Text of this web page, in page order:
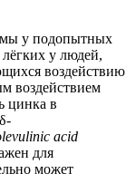
у подопытных
у людей,
воздействию
воздействием
цинка в
acid
для
может